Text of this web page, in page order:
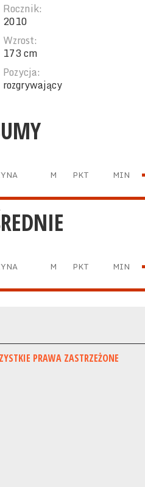
Rocznik:
2010
Wzrost:
173 cm
Pozycja:
rozgrywający
M PKT MIN
M PKT MIN
PRAWA ZASTRZEŻONE